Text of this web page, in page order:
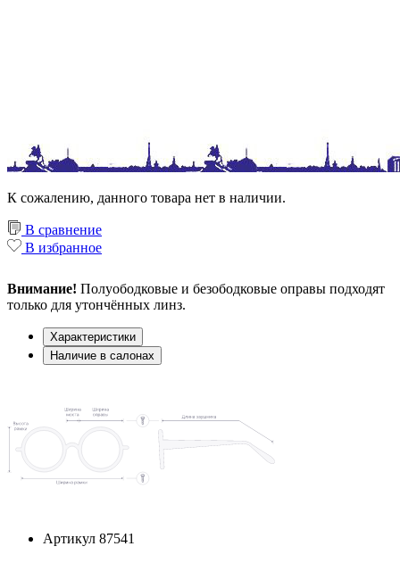
К сожалению, данного товара нет в наличии.
В сравнение
В избранное
Внимание! Полуободковые и безободковые оправы подходят
только для утончённых линз.
Характеристики
Наличие в салонах
Артикул 87541